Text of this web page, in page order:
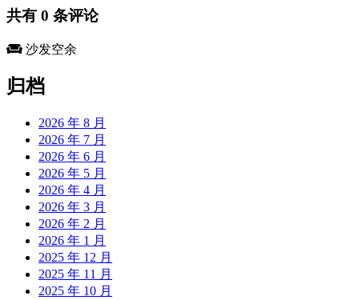
共有 0 条评论
沙发空余
归档
2026 年 8 月
2026 年 7 月
2026 年 6 月
2026 年 5 月
2026 年 4 月
2026 年 3 月
2026 年 2 月
2026 年 1 月
2025 年 12 月
2025 年 11 月
2025 年 10 月